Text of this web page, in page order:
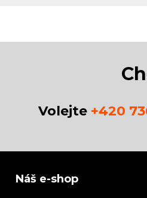
Volejte +420
Náš e-shop